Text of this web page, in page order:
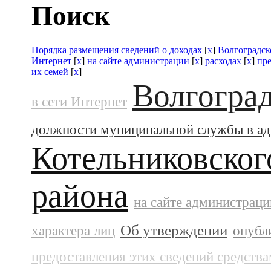
Поиск
Порядка размещения сведений о доходах [x]
Интернет [x] на сайте администрации [x] расходах [x]
их семей [x]
в сети Интернет
должности муниципальной службы в
района на сайте
характера лиц Об утверждении
предоставления этих сведений